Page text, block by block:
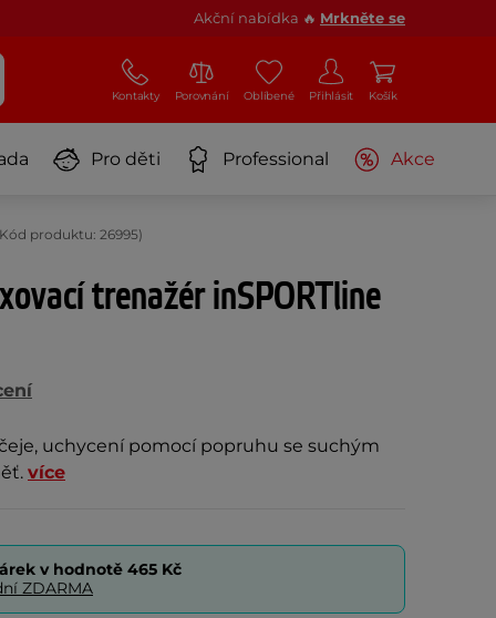
Akční nabídka 🔥 Mrkněte se
Kontakty Porovnání Oblíbené Přihlásit Košík
Pro děti Professional Akce
produktu: 26995)
trenažér inSPORTline
uchycení pomocí popruhu se suchým
více
v hodnotě 465 Kč
ZDARMA